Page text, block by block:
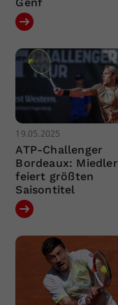
19.05.2025
ATP-Challenger
Bordeaux: Miedler
feiert größten
Saisontitel